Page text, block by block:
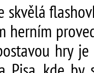
skvělá
herním
hry